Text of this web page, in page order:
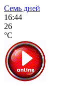
Семь дней
16:44
26
°C